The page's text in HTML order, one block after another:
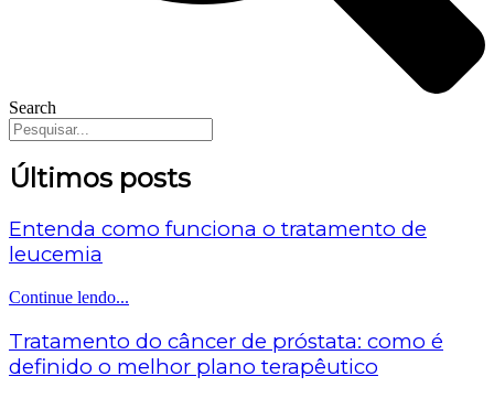
Search
Últimos posts
Entenda como funciona o tratamento de
leucemia
Continue lendo...
Tratamento do câncer de próstata: como é
definido o melhor plano terapêutico